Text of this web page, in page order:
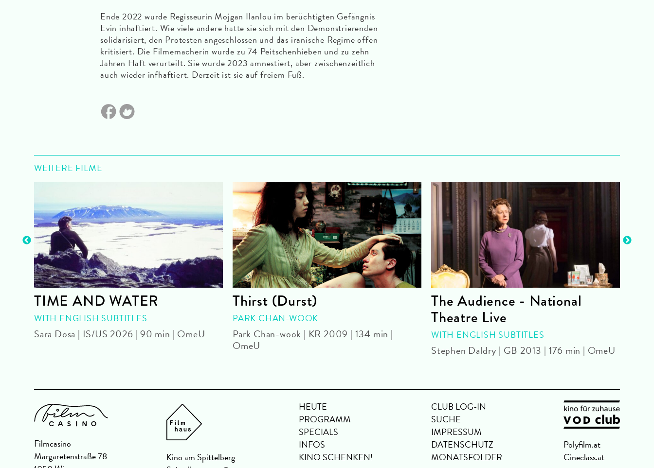
Ende 2022 wurde Regisseurin Mojgan Ilanlou im berüchtigten Gefängnis
Evin inhaftiert. Wie viele andere hatte sie sich mit den Demonstrierenden
solidarisiert, den Protesten angeschlossen und das iranische Regime offen
kritisiert. Die Filmemacherin wurde zu 74 Peitschenhieben und zu zehn
Jahren Haft verurteilt. Sie wurde 2023 amnestiert, aber zwischenzeitlich
auch wieder infhaftiert. Derzeit ist sie auf freiem Fuß.
WEITERE FILME
TIME AND WATER
WITH ENGLISH SUBTITLES
Sara Dosa | IS/US 2026 | 90 min | OmeU
Thirst (Durst)
PARK CHAN-WOOK
Park Chan-wook | KR 2009 | 134 min |
OmeU
The Audience - National
Theatre Live
WITH ENGLISH SUBTITLES
Stephen Daldry | GB 2013 | 176 min | OmeU
Filmcasino
Margaretenstraße 78
Kino am Spittelberg
HEUTE
PROGRAMM
SPECIALS
INFOS
KINO SCHENKEN!
CLUB LOG-IN
SUCHE
IMPRESSUM
DATENSCHUTZ
MONATSFOLDER
Polyfilm.at
Cineclass.at